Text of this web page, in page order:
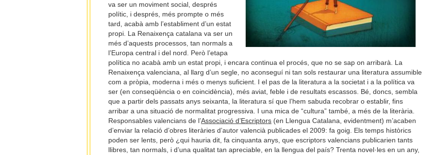
va ser un moviment social, després
polític, i després, més prompte o més
tard, acabà amb l’establiment d’un estat
propi. La Renaixença catalana va ser un
més d’aquests processos, tan normals a
l’Europa central i del nord. Però l’etapa
política no acabà amb un estat propi, i encara continua el procés, que no se sap on arribarà. La
Renaixença valenciana, al llarg d’un segle, no aconseguí ni tan sols restaurar una literatura assumible
com a pròpia, moderna i més o menys suficient. I el pas de la literatura a la societat i a la política va
ser (en conseqüència o en coincidència), més aviat, feble i de resultats escassos. Bé, doncs, sembla
que a partir dels passats anys seixanta, la literatura sí que l’hem sabuda recobrar o establir, fins
arribar a una situació de normalitat progressiva. I una mica de “cultura” també, a més de la literària.
Responsables valencians de l’Associació d’Escriptors (en Llengua Catalana, evidentment) m’acaben
d’enviar la relació d’obres literàries d’autor valencià publicades el 2009: fa goig. Els temps històrics
poden ser lents, però ¿qui hauria dit, fa cinquanta anys, que escriptors valencians publicarien tants
llibres, tan normals, i d’una qualitat tan apreciable, en la llengua del país? Trenta novel·les en un any,